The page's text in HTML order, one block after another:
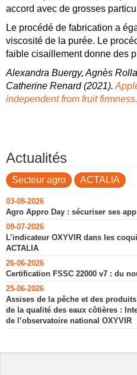
accord avec de grosses
Le procédé de fabrication a
viscosité de la purée. Le
faible cisaillement donne des
Alexandra Buergy, Agnès
Catherine Renard (2021).
independent from fruit firmness.
Actualités
Secteur agro ACTALIA
03-08-2026
Agro Appro Day : sécuriser ses
09-07-2026
L’indicateur OXYVIR dans les
ACTALIA
26-06-2026
Certification FSSC 22000 v7 : du
25-06-2026
Assises de la pêche et des
de la qualité des eaux côtières :
de l’observatoire national OXYVIR